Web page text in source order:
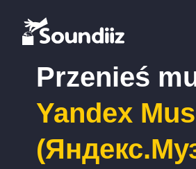
Przenieś
Yandex